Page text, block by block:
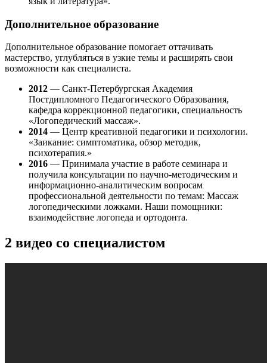
Дополнительное образование
Дополнительное образование помогает оттачивать
мастерство, углубляться в узкие темы и расширять свои
возможности как специалиста.
2012 — Санкт-Петербургская Академия
Постдипломного Педагогического Образования,
кафедра коррекционной педагогики, специальность
«Логопедический массаж».
2014 — Центр креативной педагогики и психологии.
«Заикание: симптоматика, обзор методик,
психотерапия.»
2016 — Принимала участие в работе семинара и
получила консультации по научно-методическим и
информационно-аналитическим вопросам
профессиональной деятельности по темам: Массаж
логопедическими ложками. Наши помощники:
взаимодействие логопеда и ортодонта.
2 видео со специалистом